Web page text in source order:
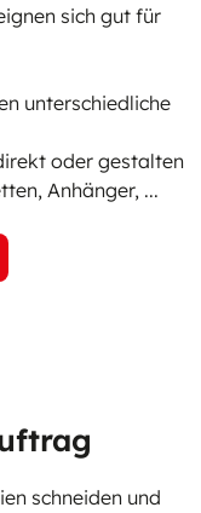
sich gut für
unterschiedliche
oder gestalten
Anhänger, ...
schneiden und